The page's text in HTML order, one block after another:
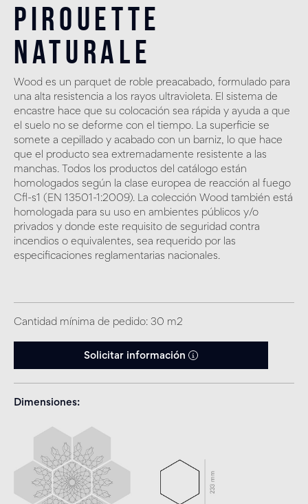
Pirouette
Naturale
Wood es un parquet de roble preacabado, formulado para
una alta resistencia a los rayos ultravioleta. El sistema de
encastre hace que su colocación sea rápida y ayuda a que
el suelo no se deforme con el tiempo. La superficie se
somete a cepillado y acabado con un barniz, lo que hace
que el producto sea extremadamente resistente a las
manchas. Todos los productos del catálogo están
homologados según la clase europea de reacción al fuego
Cfl-s1 (EN 13501-1:2009). La colección Wood también está
homologada para su uso en ambientes públicos y/o
privados y donde este requisito de seguridad contra
incendios o equivalentes, sea requerido por las
especificaciones reglamentarias nacionales.
Cantidad mínima de pedido: 30 m2
Solicitar información
Dimensiones